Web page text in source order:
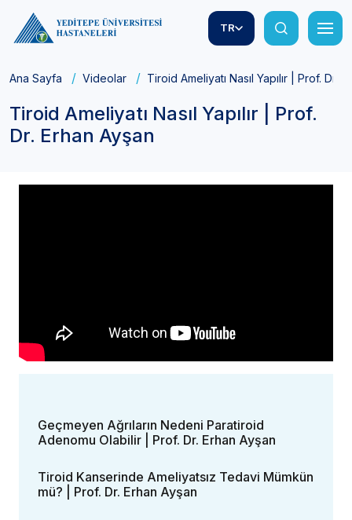
TR
Ana Sayfa Videolar Tiroid Ameliyatı Nasıl Yapılır | Prof. Dr.
Tiroid Ameliyatı Nasıl Yapılır | Prof.
Dr. Erhan Ayşan
Geçmeyen Ağrıların Nedeni Paratiroid
Adenomu Olabilir | Prof. Dr. Erhan Ayşan
Tiroid Kanserinde Ameliyatsız Tedavi Mümkün
mü? | Prof. Dr. Erhan Ayşan